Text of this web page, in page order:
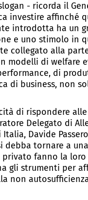
- ricorda il
investire affinché
introdotta ha un
e uno stimolo in
collegato alla
modelli di welfare
di
di business, non
di rispondere
Delegato di
Davide
debba tornare a
fanno la
gli strumenti per
non